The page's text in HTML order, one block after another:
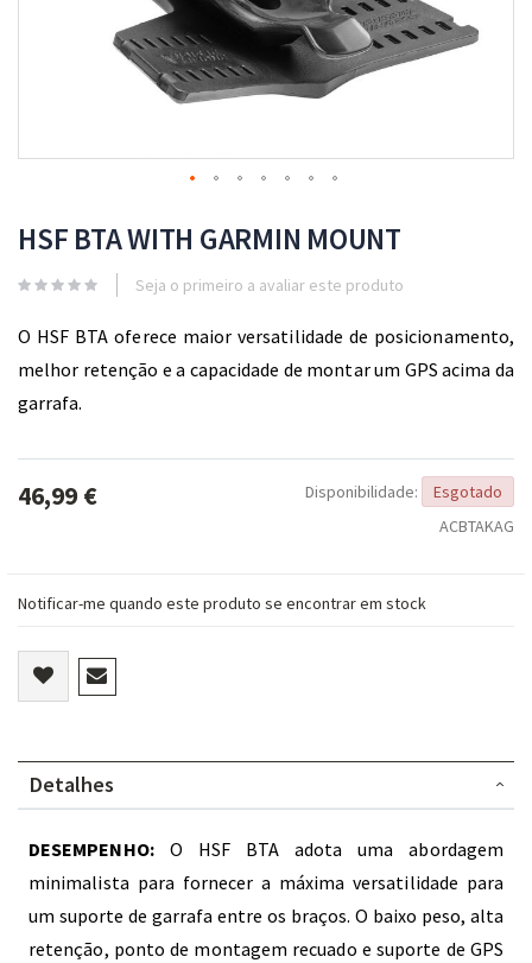
HSF BTA WITH GARMIN MOUNT
Seja o primeiro a avaliar este produto
O HSF BTA oferece maior versatilidade de posicionamento,
melhor retenção e a capacidade de montar um GPS acima da
garrafa.
46,99 € Disponibilidade:
Esgotado
ACBTAKAG
Notificar-me quando este produto se encontrar em stock
to
the
beginning
of
images
gallery
Detalhes
DESEMPENHO:O HSF BTA adota uma abordagem
minimalista para fornecer a máxima versatilidade para
um suporte de garrafa entre os braços. O baixo peso, alta
retenção, ponto de montagem recuado e suporte de GPS